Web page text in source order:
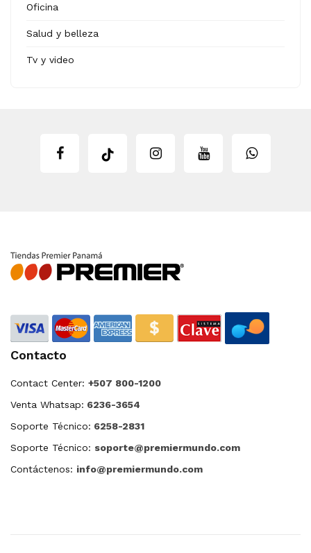
Oficina
Salud y belleza
Tv y video
Contacto
Contact Center: +507 800-1200
Venta Whatsap: 6236-3654
Soporte Técnico: 6258-2831
Soporte Técnico: soporte@premiermundo.com
Contáctenos: info@premiermundo.com